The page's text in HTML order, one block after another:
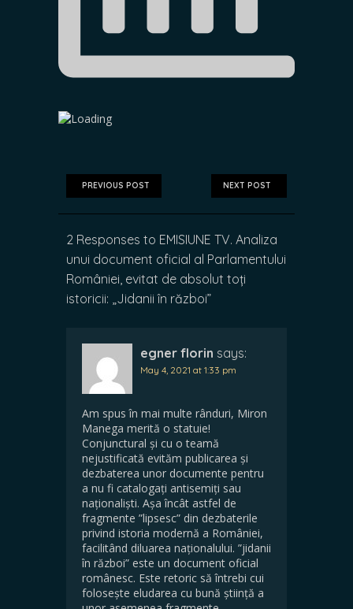
NEXT POST
PREVIOUS POST
2 Responses to EMISIUNE TV. Analiza
unui document oficial al Parlamentului
României, evitat de absolut toți
istoricii: „Jidanii în război”
egner florin says:
May 4, 2021 at 1:33 pm
Am spus în mai multe rânduri, Miron
Manega merită o statuie!
Conjunctural și cu o teamă
nejustificată evităm publicarea și
dezbaterea unor documente pentru
a nu fi catalogați antisemiți sau
naționaliști. Așa încât astfel de
fragmente ”lipsesc” din dezbaterile
privind istoria modernă a României,
facilitând diluarea naționalului. ”jidanii
în război” este un document oficial
românesc. Este retoric să întrebi cui
folosește eludarea cu bună știință a